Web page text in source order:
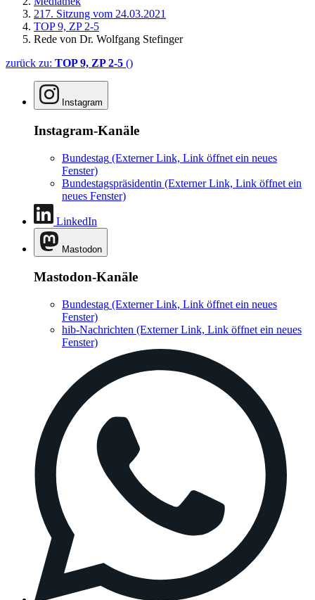
217. Sitzung vom 24.03.2021
TOP 9, ZP 2-5
Rede von Dr. Wolfgang Stefinger
zurück zu: TOP 9, ZP 2-5 ()
Instagram
Instagram-Kanäle
Bundestag (Externer Link, Link öffnet ein neues
Fenster)
Bundestagspräsidentin (Externer Link, Link öffnet ein
neues Fenster)
LinkedIn
Mastodon
Mastodon-Kanäle
Bundestag (Externer Link, Link öffnet ein neues
Fenster)
hib-Nachrichten (Externer Link, Link öffnet ein neues
Fenster)